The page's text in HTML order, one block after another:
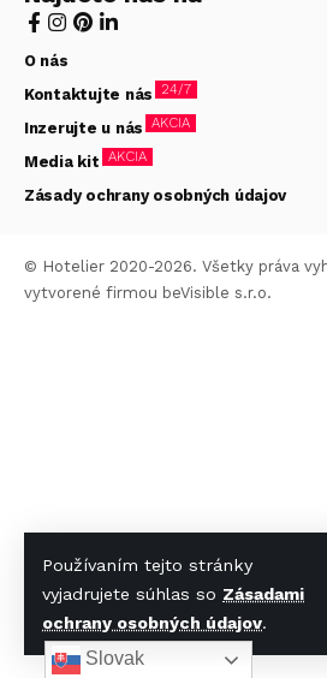
Používaním tejto stránky
vyjadrujete súhlas so Zásadami
ochrany osobných údajov.
O nás
Kontaktujte nás 24/7
Inzerujte u nás AKCIA
Media kit AKCIA
Zásady ochrany osobných údajov
© Hotelier 2020-2026. Všetky práva
vytvorené firmou beVisible s.r.o.
Slovak